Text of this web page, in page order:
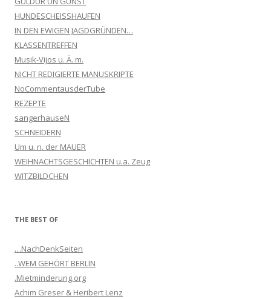
HUNDESCHEISSHAUFEN
IN DEN EWIGEN JAGDGRÜNDEN…
KLASSENTREFFEN
Musik-Vijos u. Ä. m.
NICHT REDIGIERTE MANUSKRIPTE
NoCommentausderTube
REZEPTE
sangerhauseN
SCHNEIDERN
Um u. n. der MAUER
WEIHNACHTSGESCHICHTEN u.a. Zeug
WITZBILDCHEN
THE BEST OF
…NachDenkSeiten
..WEM GEHÖRT BERLIN
.Mietminderung.org
Achim Greser & Heribert Lenz